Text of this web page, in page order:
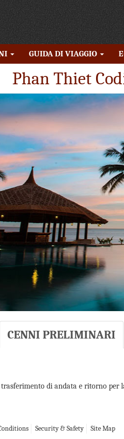
GUIDA DI VIAGGIO
Phan Thiet
CENNI PRELIMINARI
di andata e ritorno per
Security & Safety Site Map